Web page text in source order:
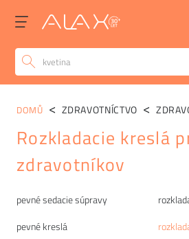
Kategórie
pevné sedacie súpravy
pevné kreslá
DOMŮ ZDRAVOTNÍCTVO
Rozkladacie kreslá
zdravotníkov